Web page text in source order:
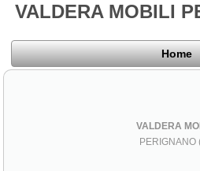
VALDERA MOBILI
Home
VALDERA
PERIGNANO